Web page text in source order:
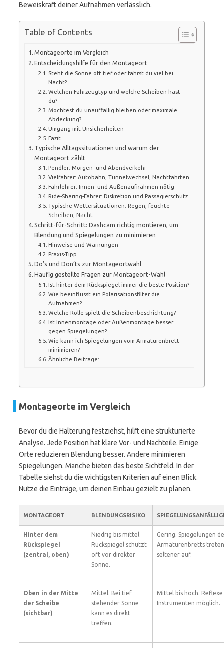
Beweiskraft deiner Aufnahmen verlässlich.
Table of Contents
Montageorte im Vergleich
Entscheidungshilfe für den Montageort
Steht die Sonne oft tief oder fährst du viel bei
Nacht?
Welchen Fahrzeugtyp und welche Scheiben hast
du?
Möchtest du unauffällig bleiben oder maximale
Abdeckung?
Umgang mit Unsicherheiten
Fazit
Typische Alltagssituationen und warum der
Montageort zählt
Pendler: Morgen- und Abendverkehr
Vielfahrer: Autobahn, Tunnelwechsel, Nachtfahrten
Fahrlehrer: Innen- und Außenaufnahmen nötig
Ride-Sharing-Fahrer: Diskretion und Passagierschutz
Typische Wettersituationen: Regen, feuchte
Scheiben, Nacht
Schritt-für-Schritt: Dashcam richtig montieren, um
Blendung und Spiegelungen zu minimieren
Hinweise und Warnungen
Praxis-Tipp
Do’s und Don’ts zur Montageortwahl
Häufig gestellte Fragen zur Montageort-Wahl
Ist hinter dem Rückspiegel immer die beste Position?
Wie beeinflusst ein Polarisationsfilter die
Aufnahmen?
Welche Rolle spielt die Scheibenbeschichtung?
Ist Innenmontage oder Außenmontage besser
gegen Spiegelungen?
Wie kann ich Spiegelungen vom Armaturenbrett
minimieren?
Ähnliche Beiträge:
Montageorte im Vergleich
Bevor du die Halterung festziehst, hilft eine strukturierte
Analyse. Jede Position hat klare Vor- und Nachteile. Einige
Orte reduzieren Blendung besser. Andere minimieren
Spiegelungen. Manche bieten das beste Sichtfeld. In der
Tabelle siehst du die wichtigsten Kriterien auf einen Blick.
Nutze die Einträge, um deinen Einbau gezielt zu planen.
MONTAGEORT BLENDUNGSRISIKO
Hinter dem
Rückspiegel
(zentral, oben)
Niedrig bis mittel.
Rückspiegel schützt
oft vor direkter
Sonne.
Gering. Spiegelungen
Armaturenbretts treten
seltener auf.
Oben in der Mitte
der Scheibe
(sichtbar)
Mittel. Bei tief
stehender Sonne
kann es direkt
treffen.
Mittel bis hoch.
Instrumenten möglich.